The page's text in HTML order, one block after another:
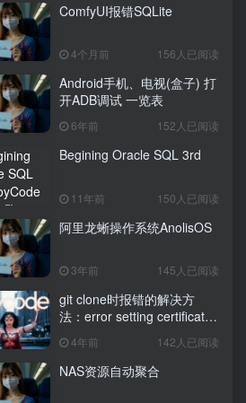
ComfyUI报错SQLite
4个月前 156人已阅读
Android手机、电视(盒子) 打
开ADB调试 一览表
6年前 152人已阅读
Begining Oracle SQL 3rd
11年前 150人已阅读
阿里龙蜥操作系统AnolisOS
3年前 145人已阅读
git clone时报错的解决方
法：error setting certificate
4年前 142人已阅读
NAS资源自动聚合